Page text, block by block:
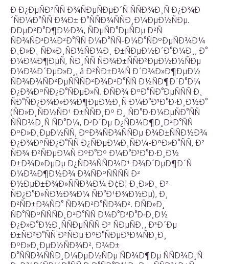
Ð Ð¿ÐµÑÐ²ÑÑ Ð¾ÑÐµÑÐµÐ´Ñ ÑÑÐ¾Ð¸Ñ Ð¿Ð¾Ð
´ÑÐ¼Ð°ÑÑ Ð¾Ð± Ð°ÑÑÐ¾ÑÑÐ¸Ð¼ÐµÐ½ÑÐµ.
ÐÐµÐ²Ð°Ð¶Ð½Ð¾, ÑÐµÑÐ°ÐµÑÐµ Ð²Ñ
ÑÐ¾ÑÐ³Ð¾Ð²Ð°ÑÑ Ð¼Ð°ÑÑ-Ð¼Ð°ÑÐºÐµÑÐ¾Ð¼
Ð¸Ð»Ð¸ ÑÐ»Ð¸ÑÐ½ÑÐ¼Ð¸ Ð±ÑÐµÐ½Ð´Ð°Ð¼Ð¸, Ð°
Ð¼Ð¾Ð¶ÐµÑ, ÑÐ¸ÑÑ ÑÐ¾Ð±ÑÑÐ²ÐµÐ½Ð½ÑÐµ
Ð¼Ð¾Ð´ÐµÐ»Ð¸, â Ð²ÑÐ±Ð¾Ñ Ð´Ð¾Ð»Ð¶ÐµÐ½
ÑÐ¾Ð¾ÑÐ²ÐµÑÑÑÐ²Ð¾Ð²Ð°ÑÑ Ð½ÑÐ¶Ð´Ð°Ð¼
Ð¿Ð¾ÐºÑÐ¿Ð°ÑÐµÐ»Ñ. Ð­ÑÐ¾ ÐºÐ°ÑÐ°ÐµÑÑÑ Ð¸
ÑÐ°ÑÐ¿Ð¾Ð»Ð¾Ð¶ÐµÐ½Ð¸Ñ Ð¼Ð°Ð³Ð°Ð·Ð¸Ð½Ð°
(ÑÐ»Ð¸ÑÐ½ÑÐ¹ Ð±ÑÑÐ¸Ðº Ð¸ ÑÐ°Ð·Ð¼ÐµÑÐ°ÑÑ
ÑÑÐ¾Ð¸Ñ ÑÐ°Ð¼, Ð³Ð´Ðµ Ð¿ÑÐ¾Ð¶Ð¸Ð²Ð°ÑÑ
ÐºÐ»Ð¸ÐµÐ½ÑÑ, ÐºÐ¾ÑÐ¾ÑÑÐµ Ð¾Ð±ÑÑÐ½Ð¾
Ð¿Ð¾ÐºÑÐ¿Ð°ÑÑ Ð¿ÑÐµÐ¼Ð¸ÑÐ¼-ÐºÐ»Ð°ÑÑ, Ð²
ÑÐ¾ Ð²ÑÐµÐ¼Ñ ÐºÐ°Ðº Ð¼Ð°Ð³Ð°Ð·Ð¸Ð½
Ð±Ð¾Ð»ÐµÐµ Ð¿ÑÐ¾ÑÑÐ¾Ð¹ Ð¾Ð´ÐµÐ¶Ð´Ñ
Ð¼Ð¾Ð¶Ð½Ð¾ Ð¾ÑÐºÑÑÑÑ Ð²
Ð½ÐµÐ±Ð¾Ð»ÑÑÐ¾Ð¼ Ð¢Ð¦ Ð¸Ð»Ð¸ Ð²
ÑÐ¿Ð°Ð»ÑÐ½Ð¾Ð¼ ÑÐ°Ð¹Ð¾Ð½Ðµ), Ð¸
Ð²ÑÐ±Ð¾ÑÐ° ÑÐ¾Ð²Ð°ÑÐ¾Ð². ÐÑÐ»Ð¸
ÑÐ°ÑÐºÑÑÑÐ¸Ð²Ð°ÑÑ Ð¼Ð°Ð³Ð°Ð·Ð¸Ð½
Ð¿Ð»Ð°Ð½Ð¸ÑÑÐµÑÑÑ Ð² ÑÐµÑÐ¸, Ð³Ð´Ðµ
Ð±ÑÐ²Ð°ÑÑ Ð²ÑÐµ ÐºÐ°ÑÐµÐ³Ð¾ÑÐ¸Ð¸
ÐºÐ»Ð¸ÐµÐ½ÑÐ¾Ð², Ð¾Ð±
Ð°ÑÑÐ¾ÑÑÐ¸Ð¼ÐµÐ½ÑÐµ ÑÐ¾Ð¶Ðµ ÑÑÐ¾Ð¸Ñ